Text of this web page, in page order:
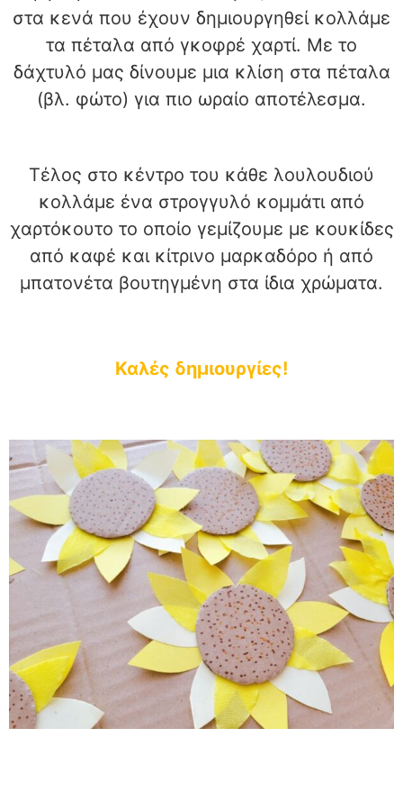
στα κενά που έχουν δημιουργηθεί κολλάμε
τα πέταλα από γκοφρέ χαρτί. Με το
δάχτυλό μας δίνουμε μια κλίση στα πέταλα
(βλ. φώτο) για πιο ωραίο αποτέλεσμα.
Τέλος στο κέντρο του κάθε λουλουδιού
κολλάμε ένα στρογγυλό κομμάτι από
χαρτόκουτο το οποίο γεμίζουμε με κουκίδες
από καφέ και κίτρινο μαρκαδόρο ή από
μπατονέτα βουτηγμένη στα ίδια χρώματα.
Καλές δημιουργίες!